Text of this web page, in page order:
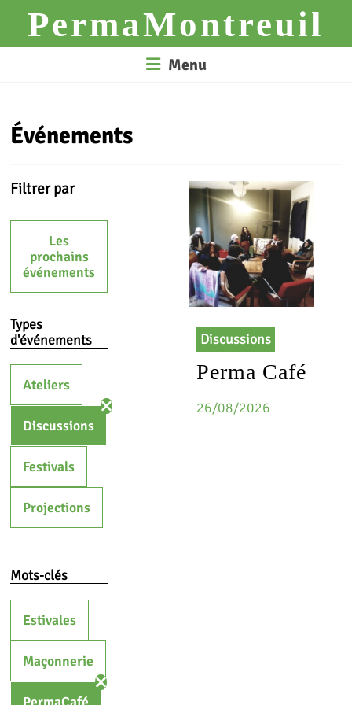
contentPermaMontreuil
Menu
Événements
Filtrer par
Les
prochains
événements
Types
d'événements
Ateliers
Discussions
Festivals
Projections
Mots-clés
Estivales
Maçonnerie
Discussions
Perma Café
26/08/2026